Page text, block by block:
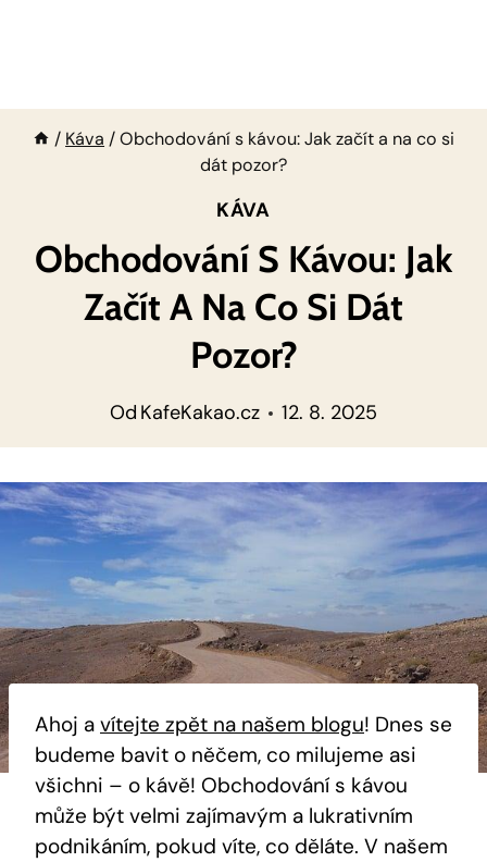
/ Káva /Obchodování s kávou: Jak začít a na co si
dát pozor?
KÁVA
Obchodování S Kávou: Jak
Začít A Na Co Si Dát
Pozor?
Od KafeKakao.cz 12. 8. 2025
Ahoj a vítejte zpět na našem blogu! Dnes se
budeme bavit o něčem, co milujeme asi
všichni – o kávě! Obchodování s kávou
může být velmi zajímavým a lukrativním
podnikáním, pokud víte, co děláte. V našem